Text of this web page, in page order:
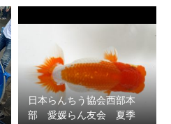
日本らんちう協会西部本
部 愛媛らん友会 夏季